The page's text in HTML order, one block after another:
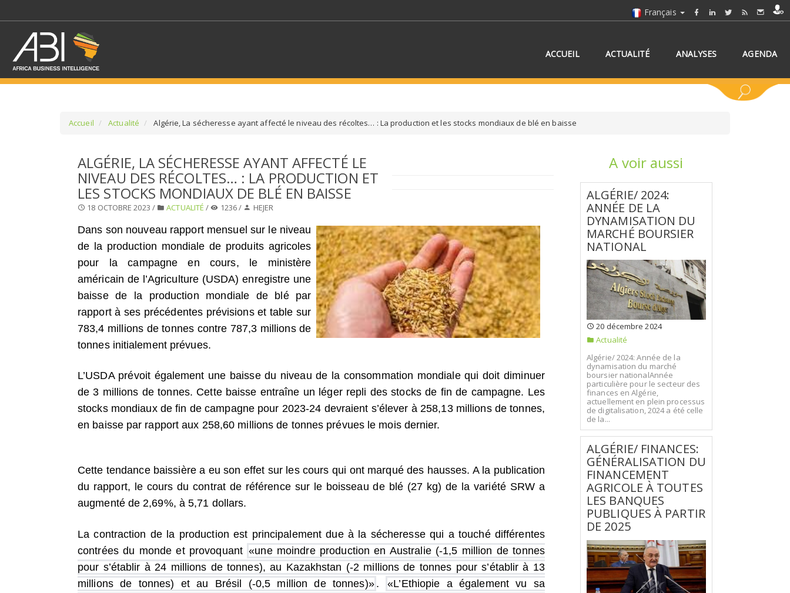
Français
ACCUEIL ACTUALITÉ ANALYSES AGENDA
SELECTIONNEZ UNE SECTION SÉLECTIONNEZ UNE CATÉGORIE SÉLECTIONNEZ UN/DES PAYS
Accueil Actualité Algérie, La sécheresse ayant affecté le niveau des récoltes… : La production et les stocks mondiaux de blé en baisse
ALGÉRIE, LA SÉCHERESSE AYANT AFFECTÉ LE
NIVEAU DES RÉCOLTES… : LA PRODUCTION ET
LES STOCKS MONDIAUX DE BLÉ EN BAISSE
18 OCTOBRE 2023 / ACTUALITÉ / 1236 / HEJER
Dans son nouveau rapport mensuel sur le niveau
de la production mondiale de produits agricoles
pour la campagne en cours, le ministère
américain de l’Agriculture (USDA) enregistre une
baisse de la production mondiale de blé par
rapport à ses précédentes prévisions et table sur
783,4 millions de tonnes contre 787,3 millions de
tonnes initialement prévues.
L’USDA prévoit également une baisse du niveau de la consommation mondiale qui doit diminuer
de 3 millions de tonnes. Cette baisse entraîne un léger repli des stocks de fin de campagne. Les
stocks mondiaux de fin de campagne pour 2023-24 devraient s’élever à 258,13 millions de tonnes,
en baisse par rapport aux 258,60 millions de tonnes prévues le mois dernier.
Cette tendance baissière a eu son effet sur les cours qui ont marqué des hausses. A la publication
du rapport, le cours du contrat de référence sur le boisseau de blé (27 kg) de la variété SRW a
augmenté de 2,69%, à 5,71 dollars.
La contraction de la production est principalement due à la sécheresse qui a touché différentes
contrées du monde et provoquant «une moindre production en Australie (-1,5 million de tonnes
pour s’établir à 24 millions de tonnes), au Kazakhstan (-2 millions de tonnes pour s’établir à 13
millions de tonnes) et au Brésil (-0,5 million de tonnes)» .
«L’Ethiopie a également vu sa
A voir aussi
ALGÉRIE/ 2024:
ANNÉE DE LA
DYNAMISATION DU
MARCHÉ BOURSIER
NATIONAL
20 décembre 2024
Actualité
Algérie/ 2024: Année de la
dynamisation du marché
boursier nationalAnnée
particulière pour le secteur des
finances en Algérie,
actuellement en plein processus
de digitalisation, 2024 a été celle
de la...
ALGÉRIE/ FINANCES:
GÉNÉRALISATION DU
FINANCEMENT
AGRICOLE À TOUTES
LES BANQUES
PUBLIQUES À PARTIR
DE 2025